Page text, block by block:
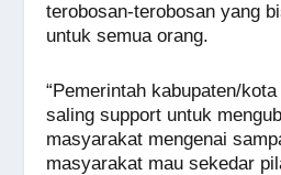
terobosan-terobosan yang
untuk semua orang.
“Pemerintah kabupaten/
saling support untuk
masyarakat mengenai
masyarakat mau sekedar